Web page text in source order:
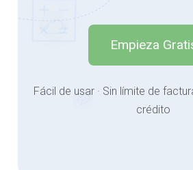
Empieza
Fácil de usar · Sin límite de
crédito